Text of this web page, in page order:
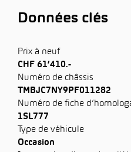
Données clés
Prix à neuf
CHF 61’410.-
Numéro de châssis
TMBJC7NY9PF011282
Numéro de fiche
1SL777
Type de véhicule
Occasion